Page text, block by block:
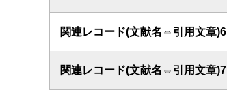
関連レコード(文献名⇔引用文章)6
関連レコード(文献名⇔引用文章)7